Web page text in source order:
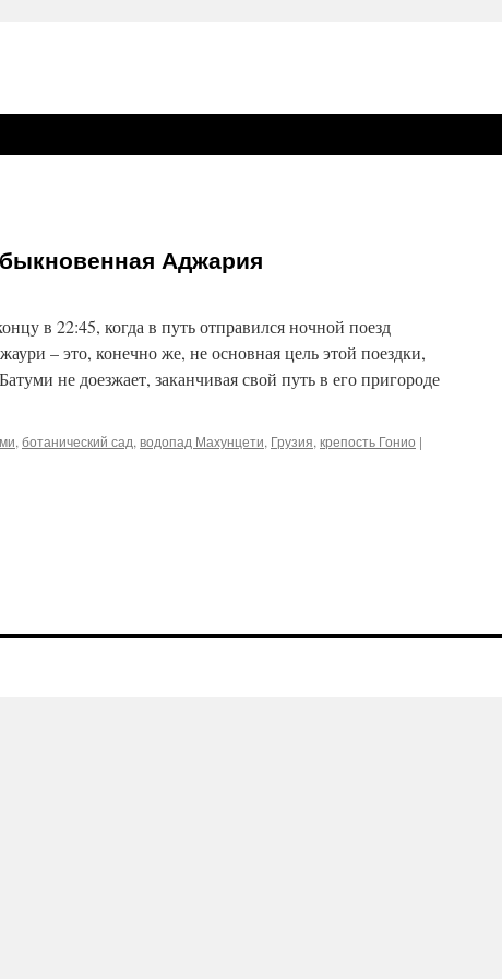
Аджария
в 22:45, когда в путь отправился ночной поезд
– это, конечно же, не основная цель этой поездки,
не доезжает, заканчивая свой путь в его пригороде
, ботанический сад, водопад Махунцети, Грузия, крепость Гонио |